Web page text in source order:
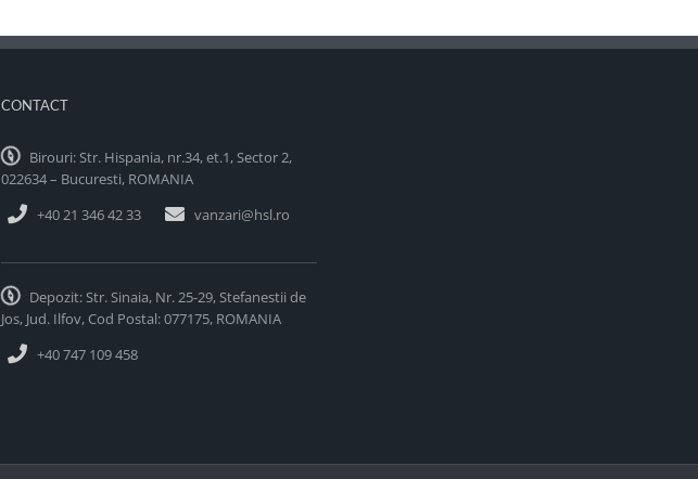
CONTACT
Birouri: Str. Hispania, nr.34, et.1, Sector 2,
022634 – Bucuresti, ROMANIA
+40 21 346 42 33
vanzari@hsl.ro
Depozit: Str. Sinaia, Nr. 25-29, Stefanestii de
Jos, Jud. Ilfov, Cod Postal: 077175, ROMANIA
+40 747 109 458